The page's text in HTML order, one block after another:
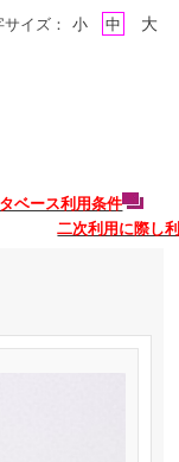
ベース利用条件
二次利用に際し
イズ： 小 中 大